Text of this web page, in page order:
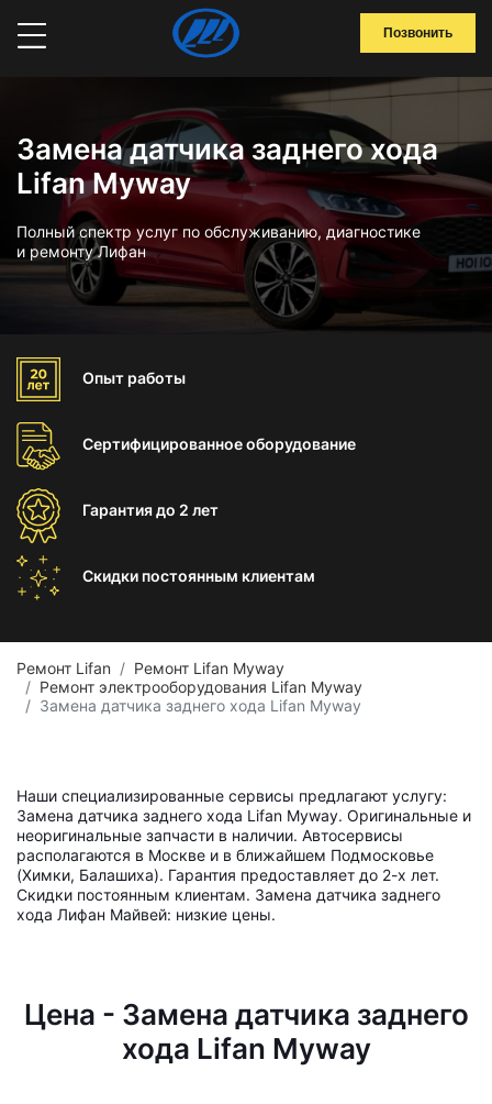
Позвонить
Замена датчика заднего хода
Lifan Myway
Полный спектр услуг по обслуживанию, диагностике
и ремонту Лифан
Опыт работы
Сертифицированноеоборудование
Гарантиядо 2 лет
Скидки постоянным клиентам
Ремонт Lifan
Ремонт Lifan Myway
Ремонт электрооборудования Lifan Myway
Замена датчика заднего хода Lifan Myway
Наши специализированные сервисы предлагают услугу:
Замена датчика заднего хода Lifan Myway. Оригинальные и
неоригинальные запчасти в наличии. Автосервисы
располагаются в Москве и в ближайшем Подмосковье
(Химки, Балашиха). Гарантия предоставляет до 2-х лет.
Скидки постоянным клиентам. Замена датчика заднего
хода Лифан Майвей: низкие цены.
Цена - Замена датчика заднего
хода Lifan Myway